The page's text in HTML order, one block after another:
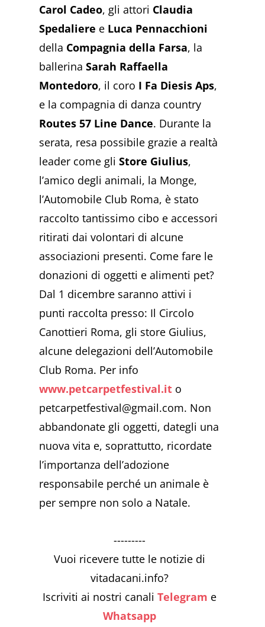
Carol Cadeo, gli attori Claudia
Spedaliere e Luca Pennacchioni
della Compagnia della Farsa, la
ballerinaSarah Raffaella
Montedoro, il coro I Fa Diesis Aps,
e la compagnia di danza country
Routes 57 Line Dance. Durante la
serata, resa possibile grazie a realtà
leader come gliStore Giulius,
l’amico degli animali, la Monge,
l’Automobile Club Roma, è stato
raccolto tantissimo cibo e accessori
ritirati dai volontari di alcune
associazioni presenti. Come fare le
donazioni di oggetti e alimenti pet?
Dal 1 dicembre saranno attivi i
punti raccolta presso: Il Circolo
Canottieri Roma, gli store Giulius,
alcune delegazioni dell’Automobile
Club Roma. Per info
www.petcarpetfestival.it o
petcarpetfestival@gmail.com. Non
abbandonate gli oggetti, dategli una
nuova vita e, soprattutto, ricordate
l’importanza dell’adozione
responsabile perché un animale è
per sempre non solo a Natale.
---------
Vuoi ricevere tutte le notizie di
vitadacani.info?
Iscriviti ai nostri canaliTelegram e
Whatsapp